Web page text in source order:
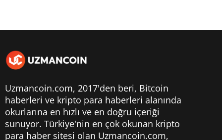
Uzmancoin.com, 2017'den beri, Bitcoin
haberleri ve kripto para haberleri alanında
okurlarına en hızlı ve en doğru içeriği
sunuyor. Türkiye'nin en çok okunan kripto
para haber sitesi olan Uzmancoin.com,